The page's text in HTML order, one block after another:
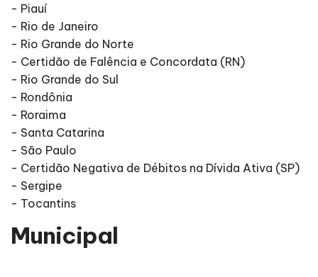
- Piauí
- Rio de Janeiro
- Rio Grande do Norte
- Certidão de Falência e Concordata (RN)
- Rio Grande do Sul
- Rondônia
- Roraima
- Santa Catarina
- São Paulo
- Certidão Negativa de Débitos na Dívida Ativa (SP)
- Sergipe
- Tocantins
Municipal